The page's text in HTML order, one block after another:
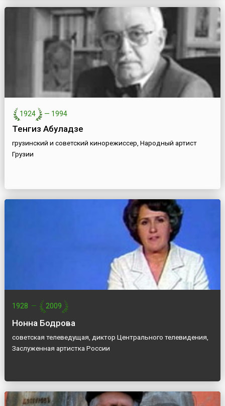
1924 — 1994
Тенгиз Абуладзе
грузинский и советский кинорежиссер, Народный артист
Грузии
1928 — 2009
Нонна Бодрова
советская телеведущая, диктор Центрального телевидения,
Заслуженная артистка России